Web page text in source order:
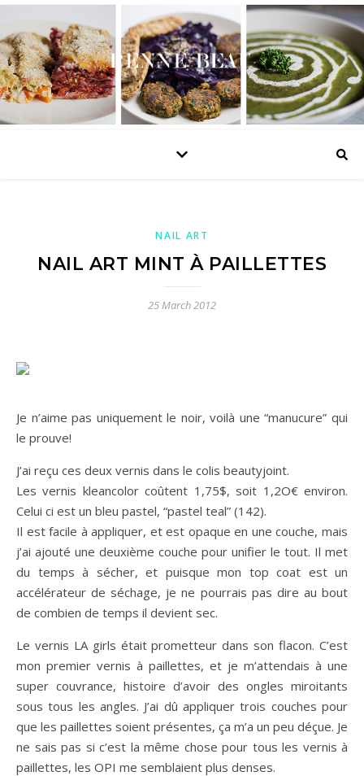
NAIL ART
NAIL ART MINT À PAILLETTES
25 March 2012
Je n’aime pas uniquement le noir, voilà une “manucure” qui
le prouve!
J’ai reçu ces deux vernis dans le colis beautyjoint.
Les vernis kleancolor coûtent 1,75$, soit 1,2O€ environ.
Celui ci est un bleu pastel, “pastel teal” (142).
Il est facile à appliquer, et est opaque en une couche, mais
j’ai ajouté une deuxième couche pour unifier le tout. Il met
du temps à sécher, et puisque mon top coat est un
accélérateur de séchage, je ne pourrais pas dire au bout
de combien de temps il devient sec.
Le vernis LA girls était prometteur dans son flacon. C’est
mon premier vernis à paillettes, et je m’attendais à une
super couvrance, histoire d’avoir des ongles miroitants
sous tous les angles. J’ai dû appliquer trois couches pour
que les paillettes soient présentes, ça m’a un peu déçue. Je
ne sais pas si c’est la même chose pour tous les vernis à
paillettes, les OPI me semblaient plus denses.